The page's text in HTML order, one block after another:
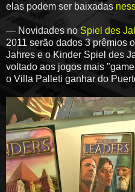
elas podem ser baixadas
— Novidades no Spiel des
2011 serão dados 3 prêmios
Jahres e o Kinder Spiel des
voltado aos jogos mais
o Villa Palleti ganhar do